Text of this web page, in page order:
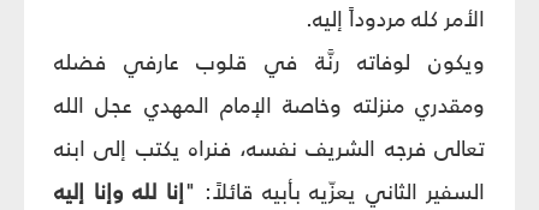
الأمر كله مردوداً إليه.
ويكون لوفاته رنَّة في قلوب عارفي فضله
ومقدري منزلته وخاصة الإمام المهدي عجل الله
تعالى فرجه الشريف نفسه، فنراه يكتب إلى ابنه
السفير الثاني يعزّيه بأبيه قائلاً: "إنا لله وإنا إليه